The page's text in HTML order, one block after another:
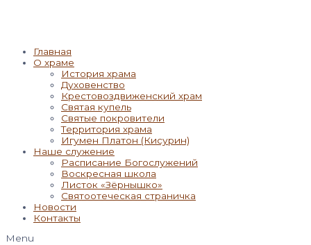
Главная
О храме
История храма
Духовенство
Крестовоздвиженский храм
Святая купель
Святые покровители
Территория храма
Игумен Платон (Кисурин)
Наше служение
Расписание Богослужений
Воскресная школа
Листок «Зёрнышко»
Святоотеческая страничка
Новости
Контакты
Menu